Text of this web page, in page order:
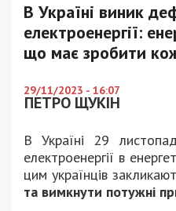
В Україні виник
електроенергії:
що має зробити
29/11/2023 - 16:07
ПЕТРО ЩУКІН
В Україні 29
електроенергії в
цим українців
та вимкнути потужні